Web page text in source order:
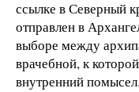
ссылке в Северный
отправлен в
выборе между
врачебной, к
внутренний помысел.